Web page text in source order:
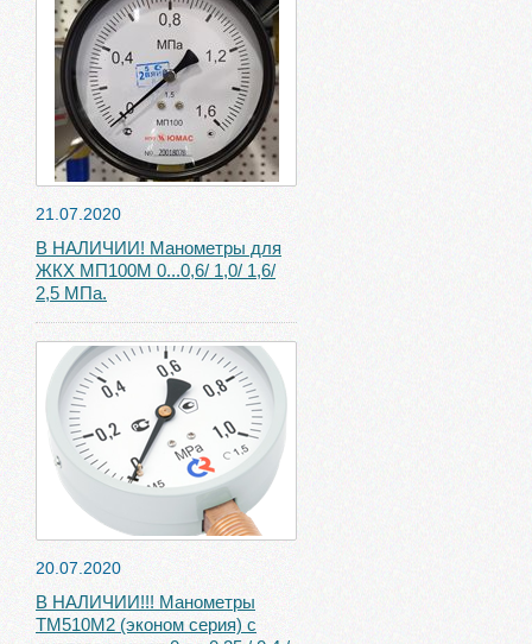
21.07.2020
В НАЛИЧИИ! Манометры для
ЖКХ МП100М 0...0,6/ 1,0/ 1,6/
2,5 МПа.
20.07.2020
В НАЛИЧИИ!!! Манометры
ТМ510М2 (эконом серия) с